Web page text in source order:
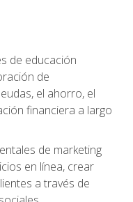
de educación
de
el ahorro, el
financiera a largo
de marketing
en línea, crear
a través de